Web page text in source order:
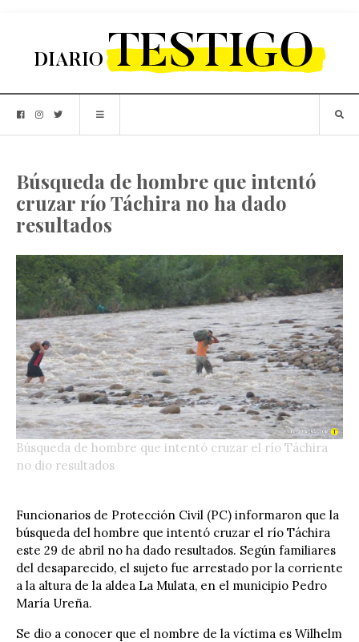
Búsqueda de hombre que intentó
cruzar río Táchira no ha dado
resultados
Búsqueda de hombre que intentó cruzar el río Táchira
no dio resultados
Funcionarios de Protección Civil (PC) informaron que la
búsqueda del hombre que intentó cruzar el río Táchira
este 29 de abril no ha dado resultados. Según familiares
del desaparecido, el sujeto fue arrestado por la corriente
a la altura de la aldea La Mulata, en el municipio Pedro
María Ureña.
Se dio a conocer que el nombre de la víctima es Wilhelm